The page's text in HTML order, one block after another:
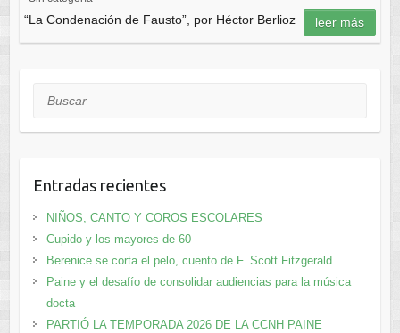
“La Condenación de Fausto”, por Héctor Berlioz leer más
Buscar
Entradas recientes
NIÑOS, CANTO Y COROS ESCOLARES
Cupido y los mayores de 60
Berenice se corta el pelo, cuento de F. Scott Fitzgerald
Paine y el desafío de consolidar audiencias para la música
docta
PARTIÓ LA TEMPORADA 2026 DE LA CCNH PAINE